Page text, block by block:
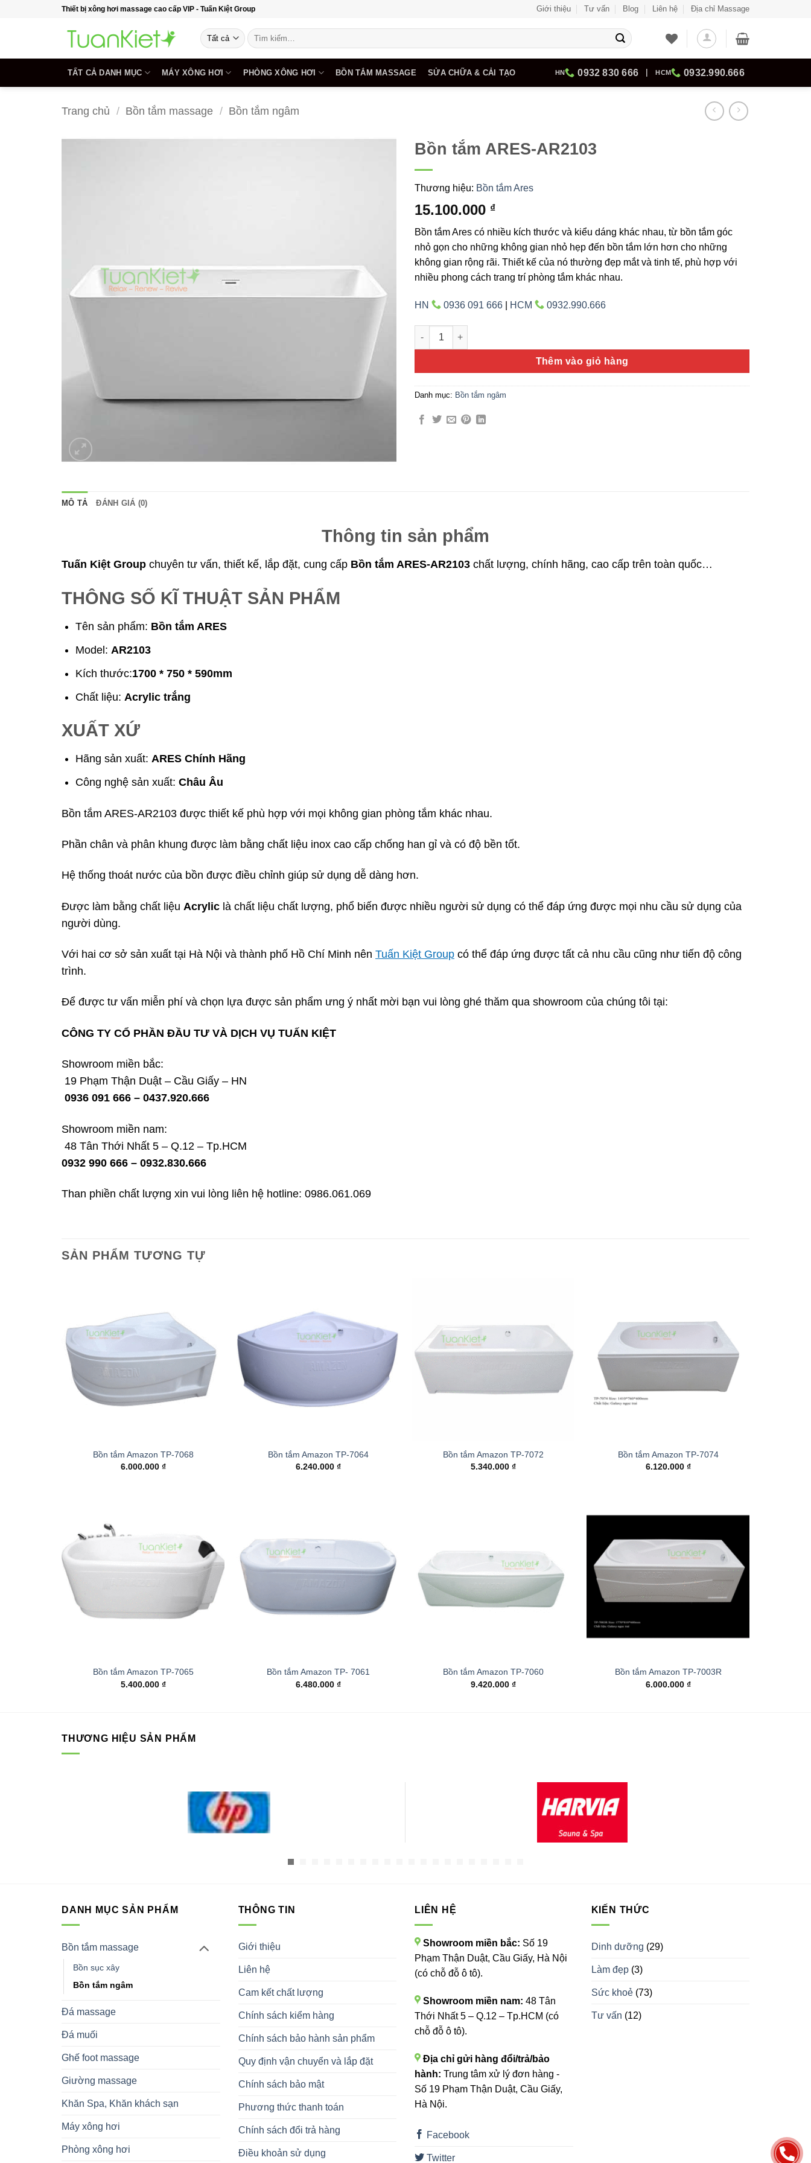
Thiết bị xông hơi massage cao cấp VIP - Tuấn Kiệt Group Giới thiệu Tư vấn Blog Liên hệ Địa chỉ Massage
Tìm
kiếm:
TẤT CẢ DANH MỤC MÁY XÔNG HƠI PHÒNG XÔNG HƠI BỒN TẮM MASSAGE SỬA CHỮA & CẢI TẠO HN 0932 830 666 HCM 0932.990.666
Trang chủ / Bồn tắm massage / Bồn tắm ngâm
Bồn tắm ARES-AR2103
Thương hiệu: Bồn tắm Ares
15.100.000 ₫
Bồn tắm Ares có nhiều kích thước và kiểu dáng khác nhau, từ bồn tắm góc
nhỏ gọn cho những không gian nhỏ hẹp đến bồn tắm lớn hơn cho những
không gian rộng rãi. Thiết kế của nó thường đẹp mắt và tinh tế, phù hợp với
nhiều phong cách trang trí phòng tắm khác nhau.
HN 0936 091 666 HCM 0932.990.666
Bồn tắm ARES-AR2103 số lượng
Thêm vào giỏ hàng
Danh mục: Bồn tắm ngâm
MÔ TẢ ĐÁNH GIÁ (0)
Thông tin sản phẩm
Tuấn Kiệt Group chuyên tư vấn, thiết kế, lắp đặt, cung cấp Bồn tắm ARES-AR2103 chất lượng, chính hãng, cao cấp trên toàn quốc…
THÔNG SỐ KĨ THUẬT SẢN PHẨM
Tên sản phẩm: Bồn tắm ARES
Model: AR2103
Kích thước:1700 * 750 * 590mm
Chất liệu: Acrylic trắng
XUẤT XỨ
Hãng sản xuất:ARES Chính Hãng
Công nghệ sản xuất:Châu Âu
Bồn tắm ARES-AR2103 được thiết kế phù hợp với mọi không gian phòng tắm khác nhau.
Phần chân và phân khung được làm bằng chất liệu inox cao cấp chống han gỉ và có độ bền tốt.
Hệ thống thoát nước của bồn được điều chỉnh giúp sử dụng dễ dàng hơn.
Được làm bằng chất liệu Acrylic là chất liệu chất lượng, phổ biến được nhiều người sử dụng có thể đáp ứng được mọi nhu cầu sử dụng của
người dùng.
Với hai cơ sở sản xuất tại Hà Nội và thành phố Hồ Chí Minh nên Tuấn Kiệt Group có thể đáp ứng được tất cả nhu cầu cũng như tiến độ công
trình.
Để được tư vấn miễn phí và chọn lựa được sản phẩm ưng ý nhất mời bạn vui lòng ghé thăm qua showroom của chúng tôi tại:
CÔNG TY CỔ PHẦN ĐẦU TƯ VÀ DỊCH VỤ TUẤN KIỆT
Showroom miền bắc:
19 Phạm Thận Duật – Cầu Giấy – HN
0936 091 666 – 0437.920.666
Showroom miền nam:
48 Tân Thới Nhất 5 – Q.12 – Tp.HCM
0932 990 666 – 0932.830.666
Than phiền chất lượng xin vui lòng liên hệ hotline: 0986.061.069
SẢN PHẨM TƯƠNG TỰ
Bồn tắm Amazon TP-7068
6.000.000 ₫
Bồn tắm Amazon TP-7064
6.240.000 ₫
Bồn tắm Amazon TP-7072
5.340.000 ₫
Bồn tắm Amazon TP-7074
6.120.000 ₫
wishlist
Bồn tắm Amazon TP-7065
5.400.000 ₫
Bồn tắm Amazon TP- 7061
6.480.000 ₫
Bồn tắm Amazon TP-7060
9.420.000 ₫
Bồn tắm Amazon TP-7003R
6.000.000 ₫
THƯƠNG HIỆU SẢN PHẨM
DANH MỤC SẢN PHẨM
Bồn tắm massage
Bồn sục xây
Bồn tắm ngâm
Đá massage
Đá muối
Ghế foot massage
Giường massage
Khăn Spa, Khăn khách sạn
Máy xông hơi
Phòng xông hơi
THÔNG TIN
Giới thiệu
Liên hệ
Cam kết chất lượng
Chính sách kiểm hàng
Chính sách bảo hành sản phẩm
Quy định vận chuyển và lắp đặt
Chính sách bảo mật
Phương thức thanh toán
Chính sách đổi trả hàng
Điều khoản sử dụng
LIÊN HỆ
Showroom miền bắc: Số 19
Phạm Thận Duật, Cầu Giấy, Hà Nội
(có chỗ đỗ ô tô).
Showroom miền nam: 48 Tân
Thới Nhất 5 – Q.12 – Tp.HCM (có
chỗ đỗ ô tô).
Địa chỉ gửi hàng đổi/trả/bảo
hành: Trung tâm xử lý đơn hàng -
Số 19 Phạm Thận Duật, Cầu Giấy,
Hà Nội.
Facebook
Twitter
KIẾN THỨC
Dinh dưỡng (29)
Làm đẹp(3)
Sức khoẻ(73)
Tư vấn (12)